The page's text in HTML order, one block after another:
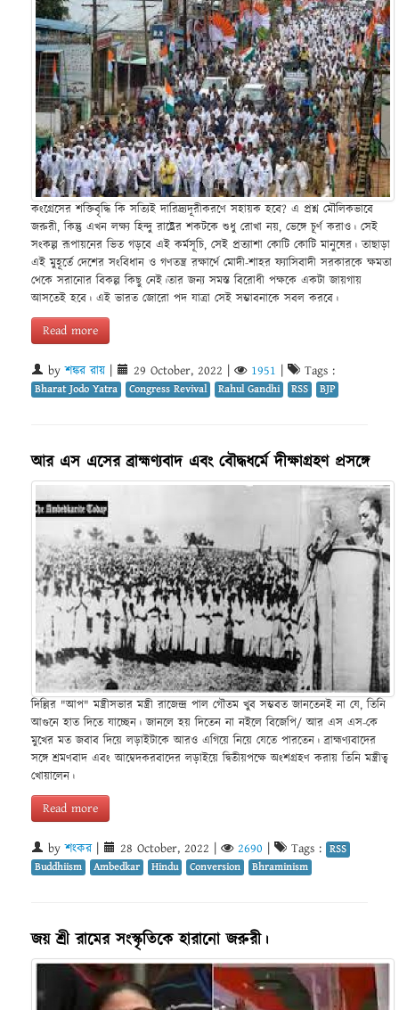
কংগ্রেসের শক্তিবৃদ্ধি কি সত্যিই দারিদ্র্যদূরীকরণে সহায়ক হবে? এ প্রশ্ন মৌলিকভাবে
জরুরী, কিন্তু এখন লক্ষ্য হিন্দু রাষ্ট্রের শকটকে শুধু রোখা নয়, ভেঙ্গে চূর্ণ করাও। সেই
সংকল্প রূপায়নের ভিত গড়বে এই কর্মসূচি, সেই প্রত্যাশা কোটি কোটি মানুষের। তাছাড়া
এই মুহূর্তে দেশের সংবিধান ও গণতন্ত্র রক্ষার্থে মোদী-শাহর ফ্যাসিবাদী সরকারকে ক্ষমতা
থেকে সরানোর বিকল্প কিছু নেই।তার জন্য সমস্ত বিরোধী পক্ষকে একটা জায়গায়
আসতেই হবে। এই ভারত জোরো পদ যাত্রা সেই সম্ভাবনাকে সবল করবে।
Read more
byশঙ্কর রায় 29 October, 2022 1951 Tags :
Bharat Jodo Yatra Congress Revival Rahul Gandhi RSS BJP
আর এস এসের ব্রাহ্মণ্যবাদ এবং বৌদ্ধধর্মে দীক্ষাগ্রহণ প্রসঙ্গে
দিল্লির "আপ" মন্ত্রীসভার মন্ত্রী রাজেন্দ্র পাল গৌতম খুব সম্ভবত জানতেনই না যে, তিনি
আগুনে হাত দিতে যাচ্ছেন। জানলে হয় দিতেন না নইলে বিজেপি/ আর এস এস-কে
মুখের মত জবাব দিয়ে লড়াইটাকে আরও এগিয়ে নিয়ে যেতে পারতেন। ব্রাহ্মণ্যবাদের
সঙ্গে শ্রমণবাদ এবং আম্বেদকরবাদের লড়াইয়ে দ্বিতীয়পক্ষে অংশগ্রহণ করায় তিনি মন্ত্রীত্ব
খোয়ালেন।
Read more
byশংকর| 28 October, 2022 | 2690 | Tags : RSS
Buddhiism
Ambedkar Hindu Conversion Bhraminism
জয় শ্রী রামের সংস্কৃতিকে হারানো জরুরী।